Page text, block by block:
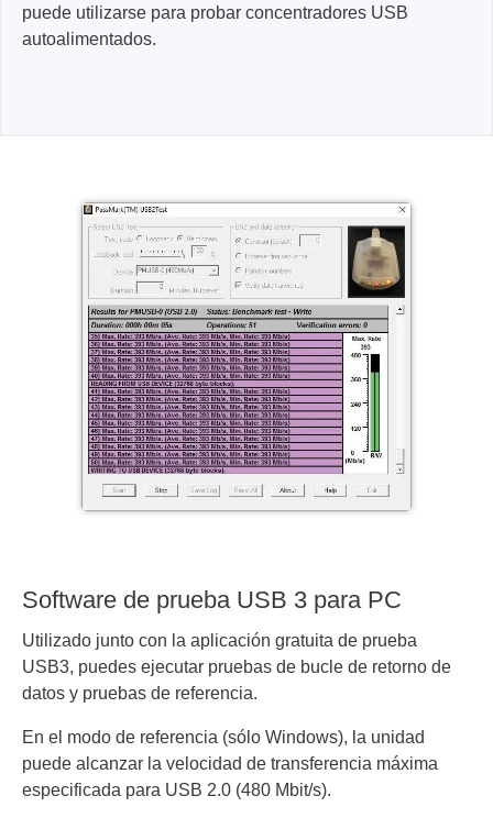
puede utilizarse para probar concentradores USB
autoalimentados.
Software de prueba USB 3 para PC
Utilizado junto con la aplicación gratuita de prueba
USB3, puedes ejecutar pruebas de bucle de retorno de
datos y pruebas de referencia.
En el modo de referencia (sólo Windows), la unidad
puede alcanzar la velocidad de transferencia máxima
especificada para USB 2.0 (480 Mbit/s).